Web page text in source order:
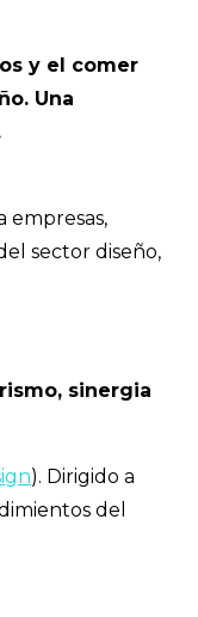
y el comer
Una
empresas,
sector diseño,
sinergia
). Dirigido a
del